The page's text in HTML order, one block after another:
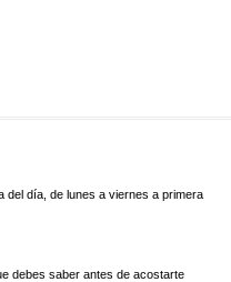
del día, de lunes a viernes a primera
debes saber antes de acostarte